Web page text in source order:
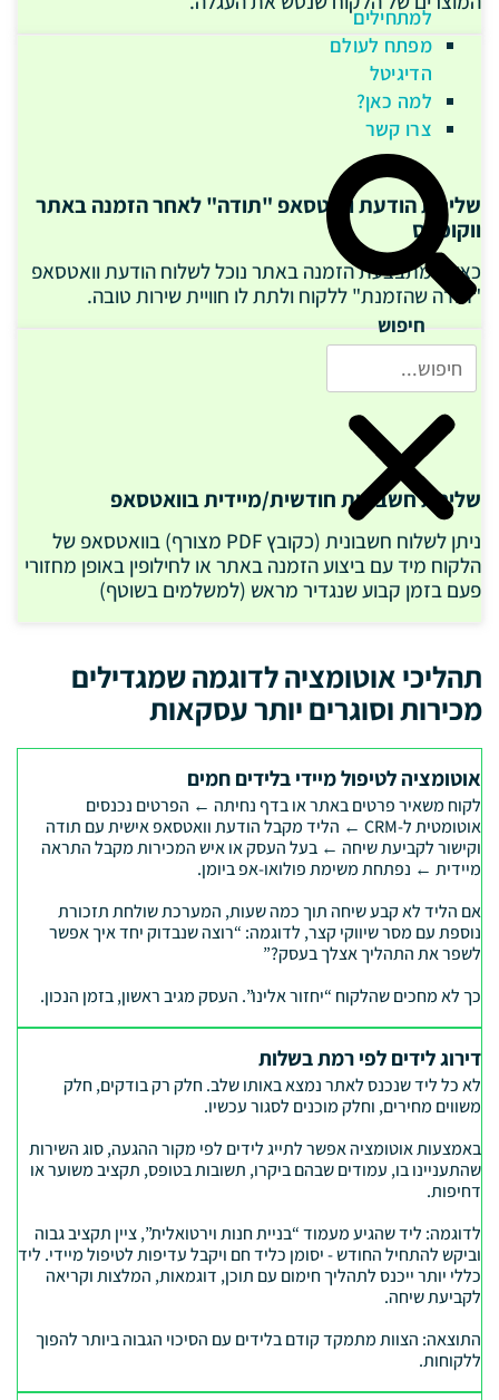
למתחילים
מפתח לעולם
הדיגיטל
למה כאן?
צרו קשר
חיפוש
שליחת הודעת וואטסאפ "תודה" לאחר הזמנה באתר
ווקומרס
כאשר מתבצעת הזמנה באתר נוכל לשלוח הודעת וואטסאפ
"תודה שהזמנת" ללקוח ולתת לו חוויית שירות טובה.
שליחת חשבונית חודשית/מיידית בוואטסאפ
ניתן לשלוח חשבונית (כקובץ PDF מצורף) בוואטסאפ של
הלקוח מיד עם ביצוע הזמנה באתר או לחילופין באופן מחזורי
פעם בזמן קבוע שנגדיר מראש (למשלמים בשוטף)
תהליכי אוטומציה לדוגמה שמגדילים
מכירות וסוגרים יותר עסקאות
אוטומציה לטיפול מיידי בלידים חמים
לקוח משאיר פרטים באתר או בדף נחיתה ← הפרטים נכנסים
אוטומטית ל-CRM ← הליד מקבל הודעת וואטסאפ אישית עם תודה
וקישור לקביעת שיחה ← בעל העסק או איש המכירות מקבל התראה
מיידית ← נפתחת משימת פולואו-אפ ביומן.
אם הליד לא קבע שיחה תוך כמה שעות, המערכת שולחת תזכורת
נוספת עם מסר שיווקי קצר, לדוגמה: “רוצה שנבדוק יחד איך אפשר
לשפר את התהליך אצלך בעסק?”
כך לא מחכים שהלקוח “יחזור אלינו”. העסק מגיב ראשון, בזמן הנכון.
דירוג לידים לפי רמת בשלות
לא כל ליד שנכנס לאתר נמצא באותו שלב. חלק רק בודקים, חלק
משווים מחירים, וחלק מוכנים לסגור עכשיו.
באמצעות אוטומציה אפשר לתייג לידים לפי מקור ההגעה, סוג השירות
שהתעניינו בו, עמודים שבהם ביקרו, תשובות בטופס, תקציב משוער או
דחיפות.
לדוגמה: ליד שהגיע מעמוד “בניית חנות וירטואלית”, ציין תקציב גבוה
וביקש להתחיל החודש - יסומן כליד חם ויקבל עדיפות לטיפול מיידי. ליד
כללי יותר ייכנס לתהליך חימום עם תוכן, דוגמאות, המלצות וקריאה
לקביעת שיחה.
התוצאה: הצוות מתמקד קודם בלידים עם הסיכוי הגבוה ביותר להפוך
ללקוחות.